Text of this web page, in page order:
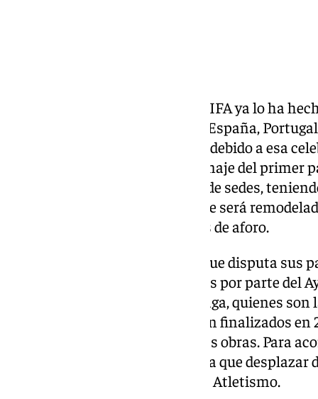
Era un secreto a voces, pero la FIFA ya lo ha
será el centenario, se jugará en España,
Argentina, Paraguay y Uruguay, debido a esa
albergarán algún partido homenaje del primer
que España se lleva la mayoría de sedes,
, que será
llegar a los 45.000 espectadores de aforo.
Por el momento, el Málaga CF, que disputa sus
estadio, sigue sin recibir noticias por parte del
Andalucía y Diputación de Málaga, quienes
FIFA exige que los estadios estén finalizados
sea aún más ajustado de cara las obras. Para
el conjunto blanquiazul se tenga que desplazar
presumiblemente, al Estadio de Atletismo.